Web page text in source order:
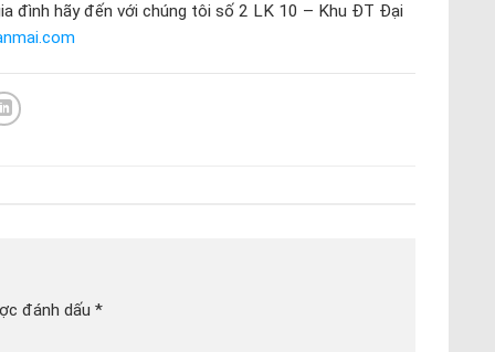
đình hãy đến với chúng tôi số 2 LK 10 – Khu ĐT Đại
đánh dấu *